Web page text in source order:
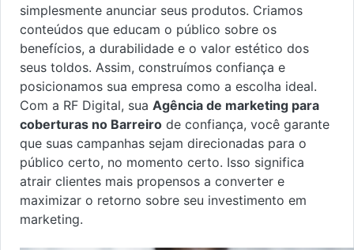
simplesmente anunciar seus produtos. Criamos
conteúdos que educam o público sobre os
benefícios, a durabilidade e o valor estético dos
seus toldos. Assim, construímos confiança e
posicionamos sua empresa como a escolha ideal.
Com a RF Digital, sua Agência de marketing para
coberturas no Barreiro de confiança, você garante
que suas campanhas sejam direcionadas para o
público certo, no momento certo. Isso significa
atrair clientes mais propensos a converter e
maximizar o retorno sobre seu investimento em
marketing.